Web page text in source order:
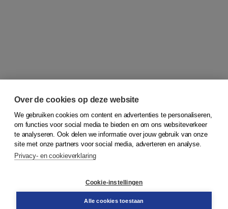
© 2026Koninklijke Boom uitgevers
Bestellen
Over de cookies op deze website
We gebruiken cookies om content en advertenties te personaliseren,
om functies voor social media te bieden en om ons websiteverkeer
te analyseren. Ook delen we informatie over jouw gebruik van onze
site met onze partners voor social media, adverteren en analyse.
Privacy- en cookieverklaring
Cookie-instellingen
Alle cookies toestaan